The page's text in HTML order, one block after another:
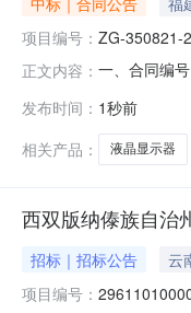
项目编号： ZG-350821-
正文内容： 一、合同编
社区卫生服
发布时间： 1秒前
相关产品：
液晶显示器
西双版纳傣族自治
招标｜招标公告 云
项目编号：